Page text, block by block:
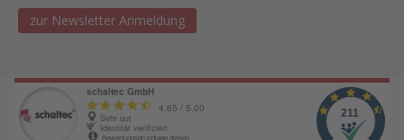
zur Newsletter Anmeldung